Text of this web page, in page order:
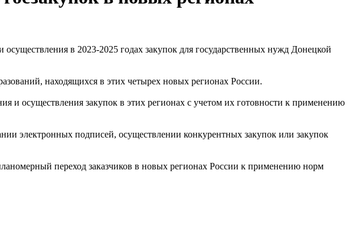
в 2023-2025 годах закупок для государственных нужд Донецкой
находящихся в этих четырех новых регионах России.
и осуществления закупок в этих регионах с учетом их готовности к применению
электронных подписей, осуществлении конкурентных закупок или закупок
переход заказчиков в новых регионах России к применению норм